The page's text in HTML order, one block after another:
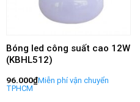
Bóng led công suất cao 12W
(KBHL512)
96.000₫